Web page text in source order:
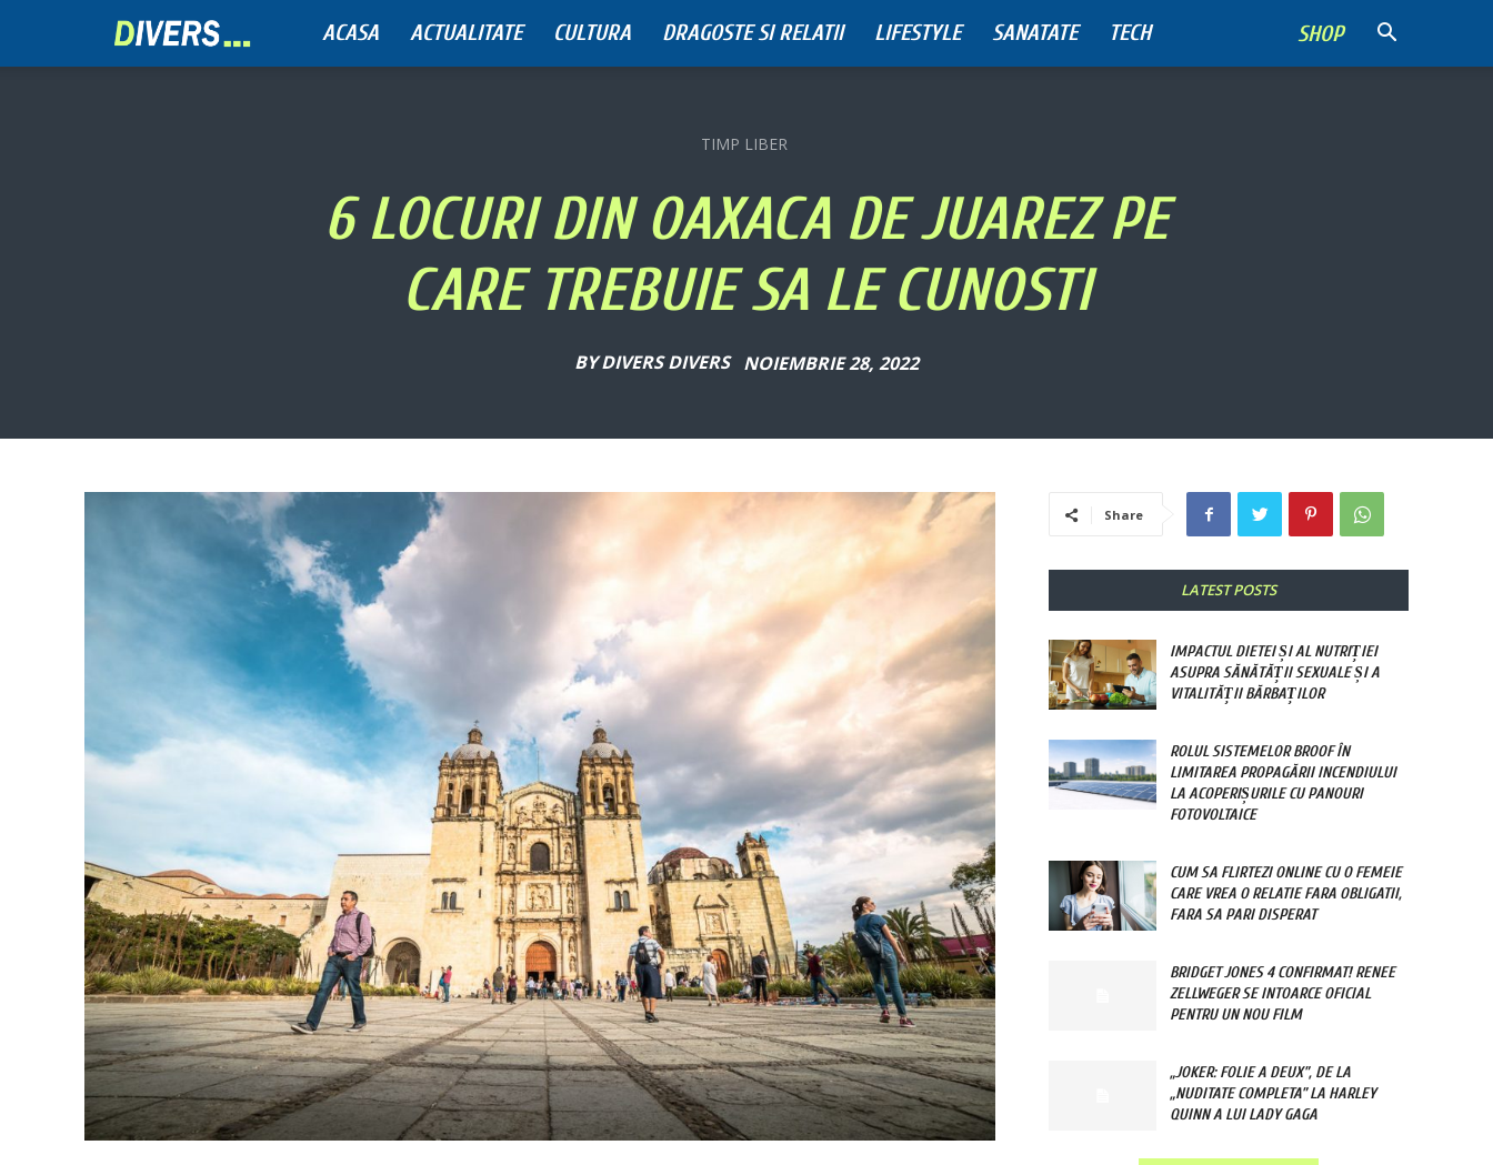
SHOP
ACASA ACTUALITATE CULTURA DRAGOSTE SI RELATII LIFESTYLE SANATATE TECH
TIMP LIBER
6 LOCURI DIN OAXACA DE JUAREZ PE
CARE TREBUIE SA LE CUNOSTI
BYDIVERS DIVERS NOIEMBRIE 28, 2022
Share
LATEST POSTS
IMPACTUL DIETEI ȘI AL NUTRIȚIEI
ASUPRA SĂNĂTĂȚII SEXUALE ȘI A
VITALITĂȚII BĂRBAȚILOR
ROLUL SISTEMELOR BROOF ÎN
LIMITAREA PROPAGĂRII INCENDIULUI
LA ACOPERIȘURILE CU PANOURI
FOTOVOLTAICE
CUM SA FLIRTEZI ONLINE CU O FEMEIE
CARE VREA O RELATIE FARA OBLIGATII,
FARA SA PARI DISPERAT
BRIDGET JONES 4 CONFIRMAT! RENEE
ZELLWEGER SE INTOARCE OFICIAL
PENTRU UN NOU FILM
„JOKER: FOLIE A DEUX”, DE LA
„NUDITATE COMPLETA” LA HARLEY
QUINN A LUI LADY GAGA